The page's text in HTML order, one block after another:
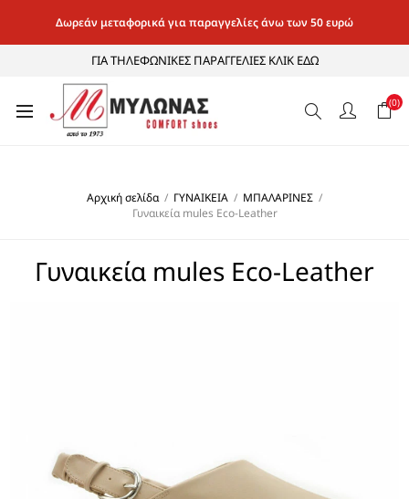
Δωρεάν μεταφορικά για παραγγελίες άνω των 50 ευρώ
ΓΙΑ ΤΗΛΕΦΩΝΙΚΕΣ ΠΑΡΑΓΓΕΛΙΕΣ ΚΛΙΚ ΕΔΩ
(0)
Αρχική σελίδα / ΓΥΝΑΙΚΕΙΑ / ΜΠΑΛΑΡΙΝΕΣ /
Γυναικεία mules Eco-Leather
Γυναικεία mules Eco-Leather